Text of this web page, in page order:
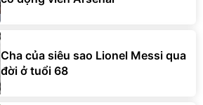
Cha của siêu sao Lionel Messi qua
đời ở tuổi 68